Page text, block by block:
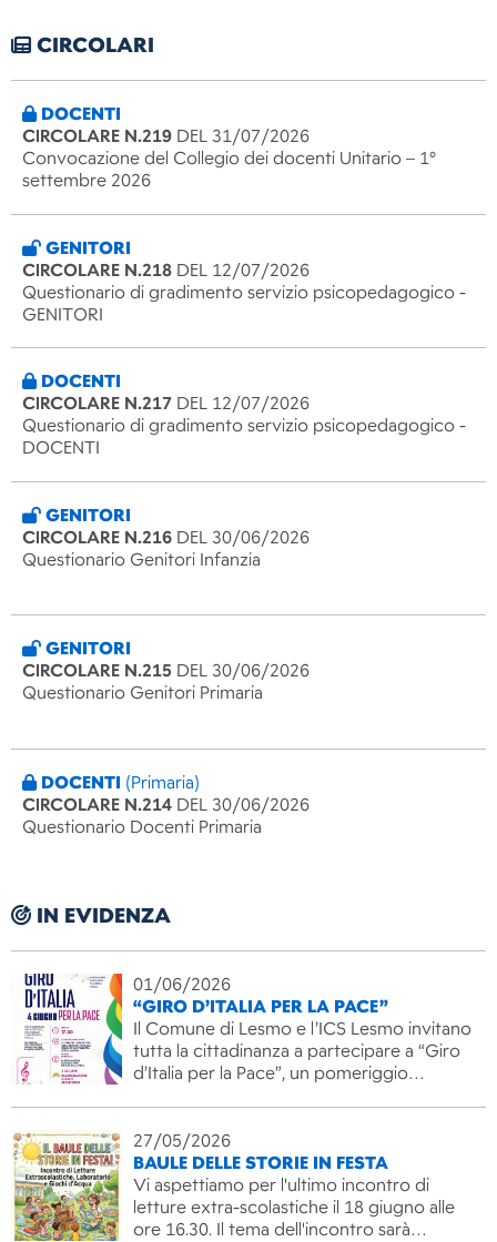
CIRCOLARI
DOCENTI
CIRCOLARE N.219 DEL 31/07/2026
Convocazione del Collegio dei docenti Unitario – 1°
settembre 2026
GENITORI
CIRCOLARE N.218 DEL 12/07/2026
Questionario di gradimento servizio psicopedagogico -
GENITORI
DOCENTI
CIRCOLARE N.217 DEL 12/07/2026
Questionario di gradimento servizio psicopedagogico -
DOCENTI
GENITORI
CIRCOLARE N.216 DEL 30/06/2026
Questionario Genitori Infanzia
GENITORI
CIRCOLARE N.215 DEL 30/06/2026
Questionario Genitori Primaria
DOCENTI (Primaria)
CIRCOLARE N.214 DEL 30/06/2026
Questionario Docenti Primaria
IN EVIDENZA
01/06/2026
“GIRO D’ITALIA PER LA PACE”
Il Comune di Lesmo e l’ICS Lesmo invitano
tutta la cittadinanza a partecipare a “Giro
d’Italia per la Pace”, un pomeriggio…
27/05/2026
BAULE DELLE STORIE IN FESTA
Vi aspettiamo per l'ultimo incontro di
letture extra-scolastiche il 18 giugno alle
ore 16.30. Il tema dell'incontro sarà…